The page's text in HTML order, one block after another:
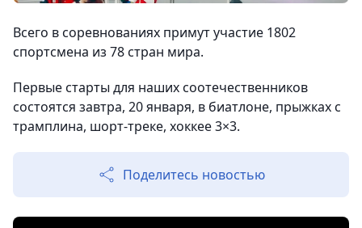
Всего в соревнованиях примут участие 1802
спортсмена из 78 стран мира.
Первые старты для наших соотечественников
состоятся завтра, 20 января, в биатлоне, прыжках с
трамплина, шорт-треке, хоккее 3×3.
Поделитесь новостью